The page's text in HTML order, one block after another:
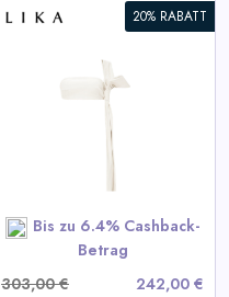
20% RABATT
Bis zu 6.4% Cashback-
Betrag
303,00 €
242,00 €